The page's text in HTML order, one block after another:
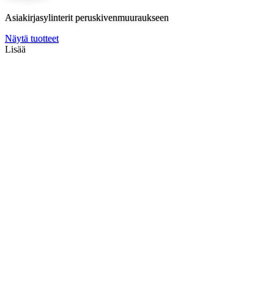
Asiakirjasylinterit peruskivenmuuraukseen
Näytä tuotteet
Lisää